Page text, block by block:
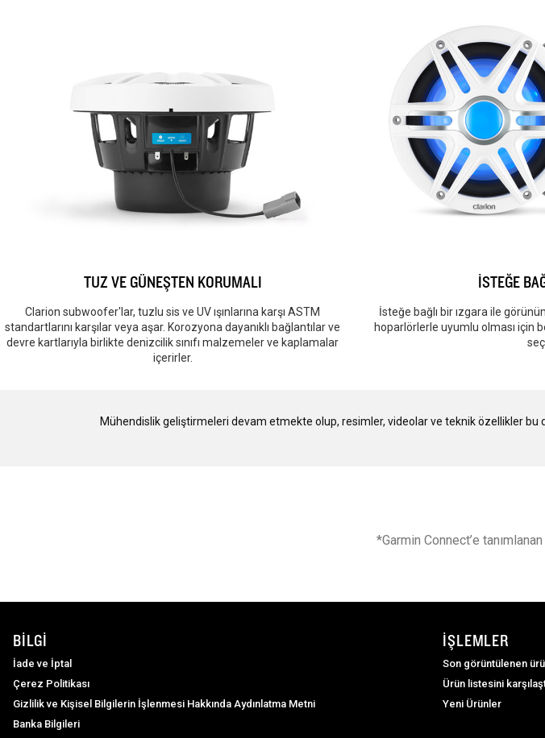
TUZ VE GÜNEŞTEN KORUMALI
Clarion subwoofer'lar, tuzlu sis ve UV ışınlarına karşı ASTM
standartlarını karşılar veya aşar. Korozyona dayanıklı bağlantılar ve
devre kartlarıyla birlikte denizcilik sınıfı malzemeler ve kaplamalar
içerirler.
İSTEĞE
İsteğe bağlı bir ızgara ile
hoparlörlerle uyumlu olması için
Mühendislik geliştirmeleri devam etmekte olup, resimler, videolar ve teknik özellikler bu
*Garmin Connect’e
BILGI
İade ve İptal
Çerez Politikası
Gizlilik ve Kişisel Bilgilerin İşlenmesi Hakkında Aydınlatma Metni
Banka Bilgileri
İŞLEMLER
Son görüntülenen
Ürün listesini
Yeni Ürünler